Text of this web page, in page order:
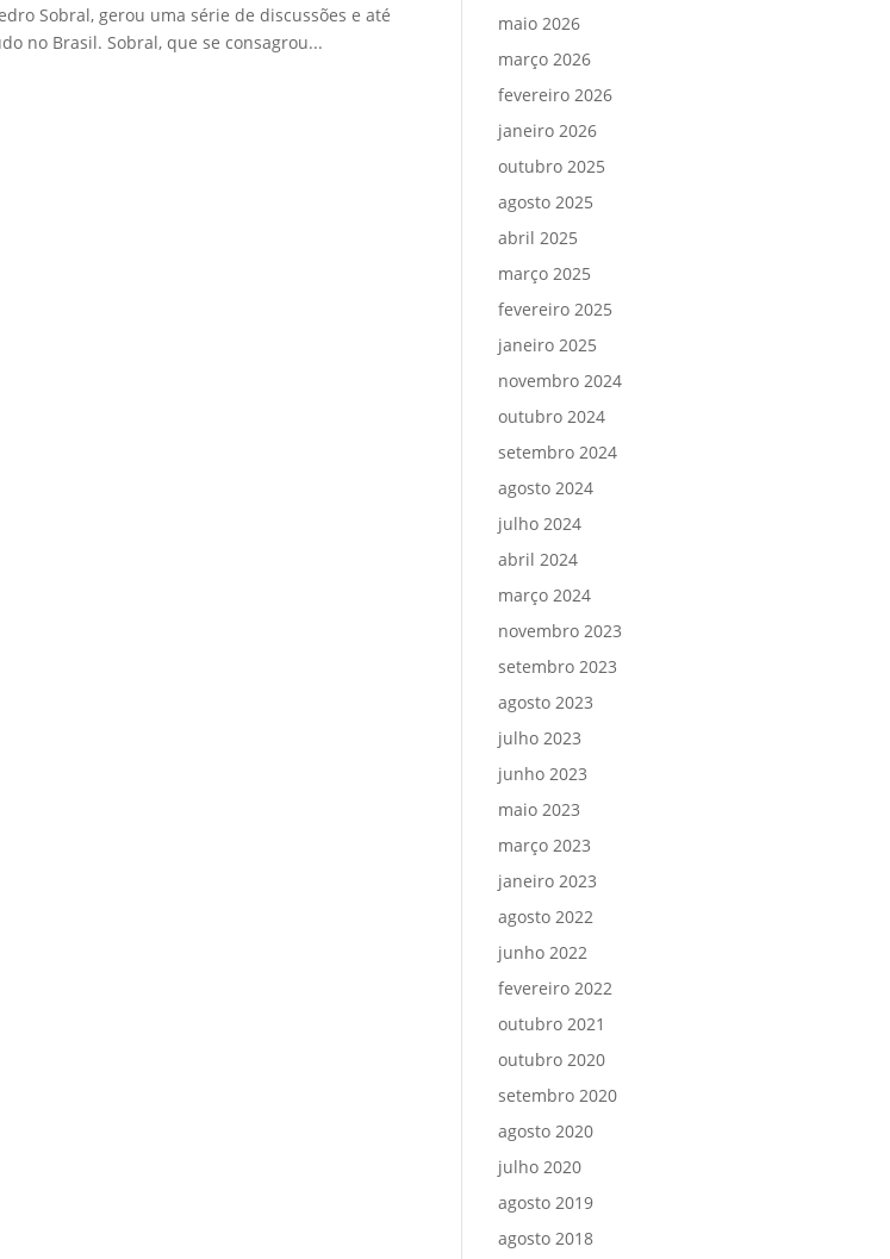
Sobral, gerou uma série de discussões e até
no Brasil. Sobral, que se consagrou...
maio 2026
março 2026
fevereiro 2026
janeiro 2026
outubro 2025
agosto 2025
abril 2025
março 2025
fevereiro 2025
janeiro 2025
novembro 2024
outubro 2024
setembro 2024
agosto 2024
julho 2024
abril 2024
março 2024
novembro 2023
setembro 2023
agosto 2023
julho 2023
junho 2023
maio 2023
março 2023
janeiro 2023
agosto 2022
junho 2022
fevereiro 2022
outubro 2021
outubro 2020
setembro 2020
agosto 2020
julho 2020
agosto 2019
agosto 2018